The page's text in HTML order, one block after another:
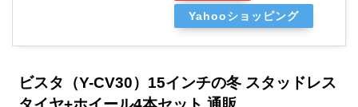
Yahooショッピング
ビスタ（Y-CV30）15インチの冬 スタッドレス